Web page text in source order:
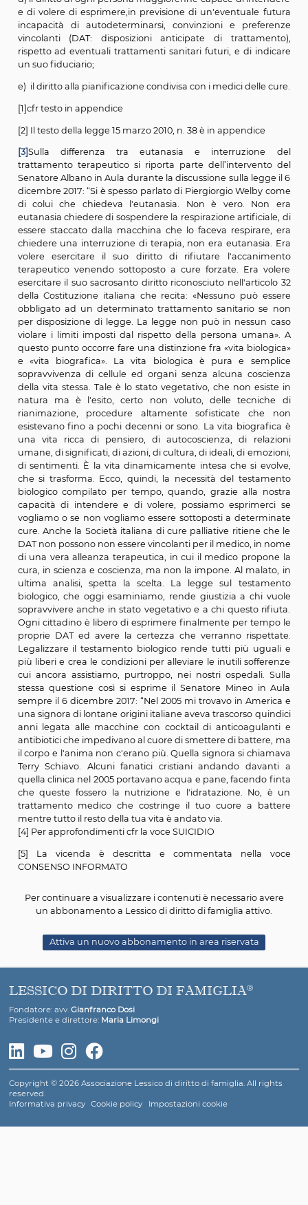
suo modo di concepire, prima di cadere in
incoscienza, l'idea stessa di dignità della persona. Ove
l'altro presupposto non sussista, il giudice deve
l'autorizzazione, dovendo allora essere data
prevalenza al diritto alla vita, indipendentemente dal
salute, di autonomia e di capacità di intendere e di
avere, della qualità della vita stessa.
liceità (trattasi di un diritto) del rifiuto delle cure,
terminali come la nutrizione e l’idratazione artificiale.
La legge sostanzialmente si occupa dei seguenti
a) innanzitutto il diritto del paziente (già
tempo in norme internazionali, sovranazionali e
che in giurisprudenza) a conoscere le proprie
salute e ad acconsentire o rifiutare
trattamenti sanitari, ivi comprese la nutrizione
l’idratazione artificiale.
b) il dovere del medico di adoperarsi sempre per
sofferenze del paziente senza però accanimento
c) il diritto del minore e dell’incapace di
informazioni adeguate a poter esprimere la sua
se il consenso o il dissenso restano di
dell’esercente la responsabilità genitoriale o del tutore.
d) il diritto di ogni persona maggiorenne capace di
e di volere di esprimere,in previsione di
incapacità di autodeterminarsi, convinzioni e
vincolanti (DAT: disposizioni anticipate di
rispetto ad eventuali trattamenti sanitari futuri, e di
un suo fiduciario;
e) il diritto alla pianificazione condivisa con i medici
[1]cfr testo in appendice
[2] Il testo della legge 15 marzo 2010, n. 38 è in
[3]Sulla differenza tra eutanasia e
trattamento terapeutico si riporta parte
Senatore Albano in Aula durante la discussione sulla
dicembre 2017: “Si è spesso parlato di Piergiorgio
di colui che chiedeva l'eutanasia. Non è vero.
eutanasia chiedere di sospendere la respirazione
essere staccato dalla macchina che lo faceva
chiedere una interruzione di terapia, non era
volere esercitare il suo diritto di rifiutare
terapeutico venendo sottoposto a cure forzate. Era
esercitare il suo sacrosanto diritto riconosciuto
della Costituzione italiana che recita: «Nessuno può
obbligato ad un determinato trattamento sanitario
per disposizione di legge. La legge non può in
violare i limiti imposti dal rispetto della persona
questo punto occorre fare una distinzione fra «vita
e «vita biografica». La vita biologica è pura e
della vita stessa. Tale è lo stato vegetativo, che non
natura ma è l'esito, certo non voluto, delle
esistevano fino a pochi decenni or sono. La vita
di sentimenti. È la vita dinamicamente intesa che si
che si trasforma. Ecco, quindi, la necessità del
biologico compilato per tempo, quando, grazie alla
vogliamo o se non vogliamo essere sottoposti a
cure. Anche la Società italiana di cure palliative
DAT non possono non essere vincolanti per il medico,
di una vera alleanza terapeutica, in cui il medico
cura, in scienza e coscienza, ma non la impone. Al
ultima analisi, spetta la scelta. La legge sul